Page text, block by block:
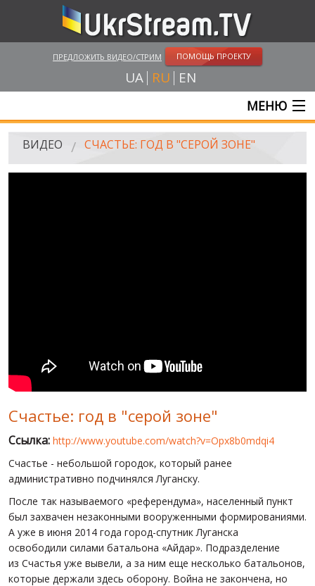
ПРЕДЛОЖИТЬ ВИДЕО/СТРИМ ПОМОЩЬ ПРОЕКТУ
UA RU EN
МЕНЮ
ГЛАВНАЯ
ПУБЛИЧНЫЕ ЛЮДИ
РОССИЙСКО-УКРАИНСКАЯ ВОЙНА
WINTER ON FIRE: UKRAINE'S FIGHT FOR FREEDOM
ХРОНОЛОГИЯ ЄВРОМАЙДАНА
ВИДЕО СЧАСТЬЕ: ГОД В "СЕРОЙ ЗОНЕ"
Счастье: год в "серой зоне"
Ссылка: http://www.youtube.com/watch?v=Opx8b0mdqi4
Счастье - небольшой городок, который ранее
административно подчинялся Луганску.
После так называемого «референдума», населенный пункт
был захвачен незаконными вооруженными формированиями.
А уже в июня 2014 года город-спутник Луганска
освободили силами батальона «Айдар». Подразделение
из Счастья уже вывели, а за ним еще несколько батальонов,
которые держали здесь оборону. Война не закончена, но